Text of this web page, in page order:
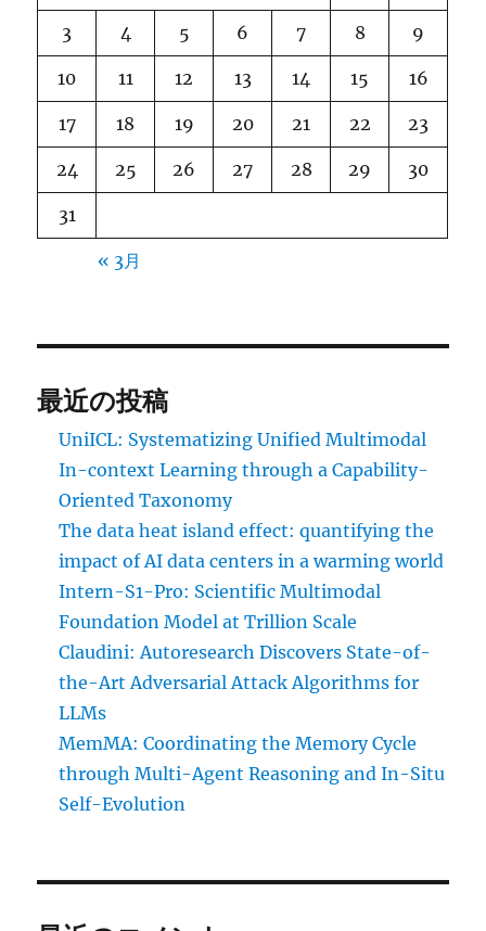
3 4 5 6 7 8 9
10 11 12 13 14 15 16
17 18 19 20 21 22 23
24 25 26 27 28 29 30
31
« 3月
最近の投稿
UniICL: Systematizing Unified Multimodal
In-context Learning through a Capability-
Oriented Taxonomy
The data heat island effect: quantifying the
impact of AI data centers in a warming world
Intern-S1-Pro: Scientific Multimodal
Foundation Model at Trillion Scale
Claudini: Autoresearch Discovers State-of-
the-Art Adversarial Attack Algorithms for
LLMs
MemMA: Coordinating the Memory Cycle
through Multi-Agent Reasoning and In-Situ
Self-Evolution